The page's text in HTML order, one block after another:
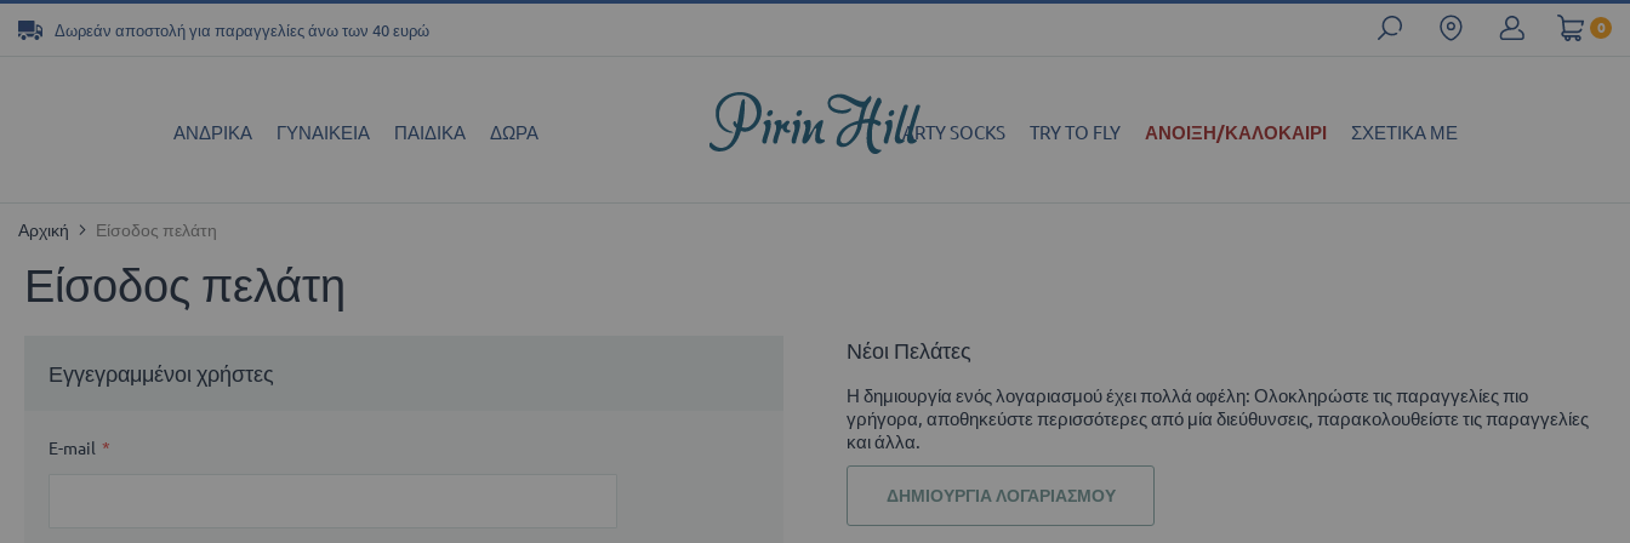
0
Δωρεάν αποστολή για παραγγελίες άνω των 40 ευρώστο
ΑΝΔΡΙΚΑ ΓΥΝΑΙΚΕΊΑ ΠΑΙΔΙΚΆ ΔΏΡΑ ARTY SOCKS TRY TO FLY ΑΝΟΙΞΗ/ΚΑΛΟΚΑΊΡΙ ΣΧΕΤΙΚΆ ΜΕ
Αρχική Είσοδος πελάτη
Είσοδος πελάτη
Εγγεγραμμένοι χρήστες
E-mail
Νέοι Πελάτες
Η δημιουργία ενός λογαριασμού έχει πολλά οφέλη: Ολοκληρώστε τις παραγγελίες πιο
γρήγορα, αποθηκεύστε περισσότερες από μία διεύθυνσεις, παρακολουθείστε τις παραγγελίες
και άλλα.
ΔΗΜΙΟΥΡΓΊΑ ΛΟΓΑΡΙΑΣΜΟΎ